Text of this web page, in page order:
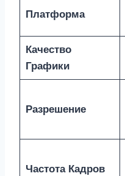
Платформа
Качество
Графики
Разрешение
Частота Кадров